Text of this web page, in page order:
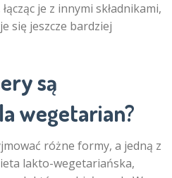
je z innymi składnikami,
się jeszcze bardziej
są
wegetarian?
różne formy, a jedną z
lakto-wegetariańska,